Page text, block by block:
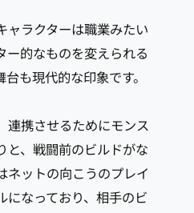
ャラクターは職業みたい
ー的なものを変えられる
も現代的な印象です。
連携させるためにモンス
と、戦闘前のビルドがな
ネットの向こうのプレイ
になっており、相手のビ